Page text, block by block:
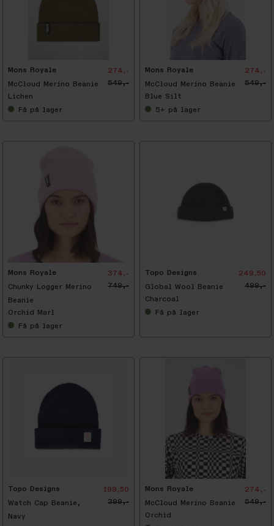
Mons Royale
McCloud Merino Beanie
274,-
549,-
Lichen
Få på lager
Mons Royale
McCloud Merino Beanie
274,-
549,-
Blue Silt
5+ på lager
Mons Royale
Chunky Logger Merino
Beanie
374,-
749,-
Orchid Marl
Få på lager
Topo Designs
Global Wool Beanie
249,50
499,-
Charcoal
Få på lager
Topo Designs
Watch Cap Beanie,
Navy
199,50
399,-
Mons Royale
McCloud Merino Beanie
274,-
549,-
Orchid